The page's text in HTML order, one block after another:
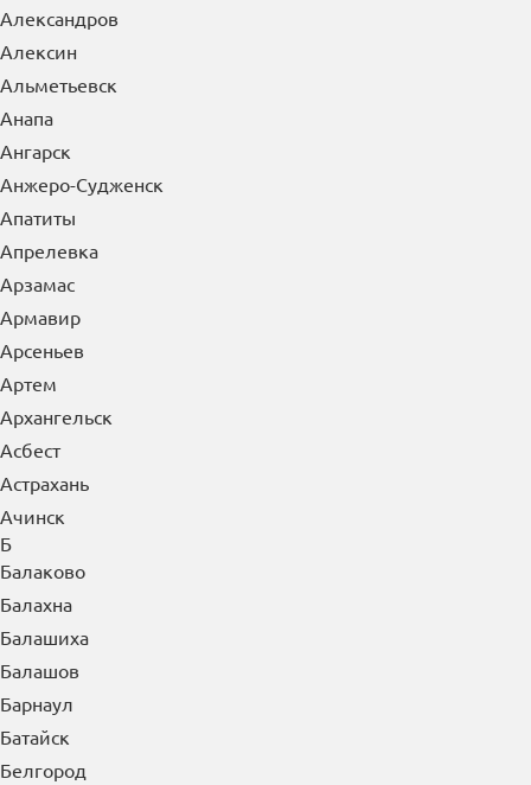
Александров
Алексин
Альметьевск
Анапа
Ангарск
Анжеро-Судженск
Апатиты
Апрелевка
Арзамас
Армавир
Арсеньев
Артем
Архангельск
Асбест
Астрахань
Ачинск
Б
Балаково
Балахна
Балашиха
Балашов
Барнаул
Батайск
Белгород